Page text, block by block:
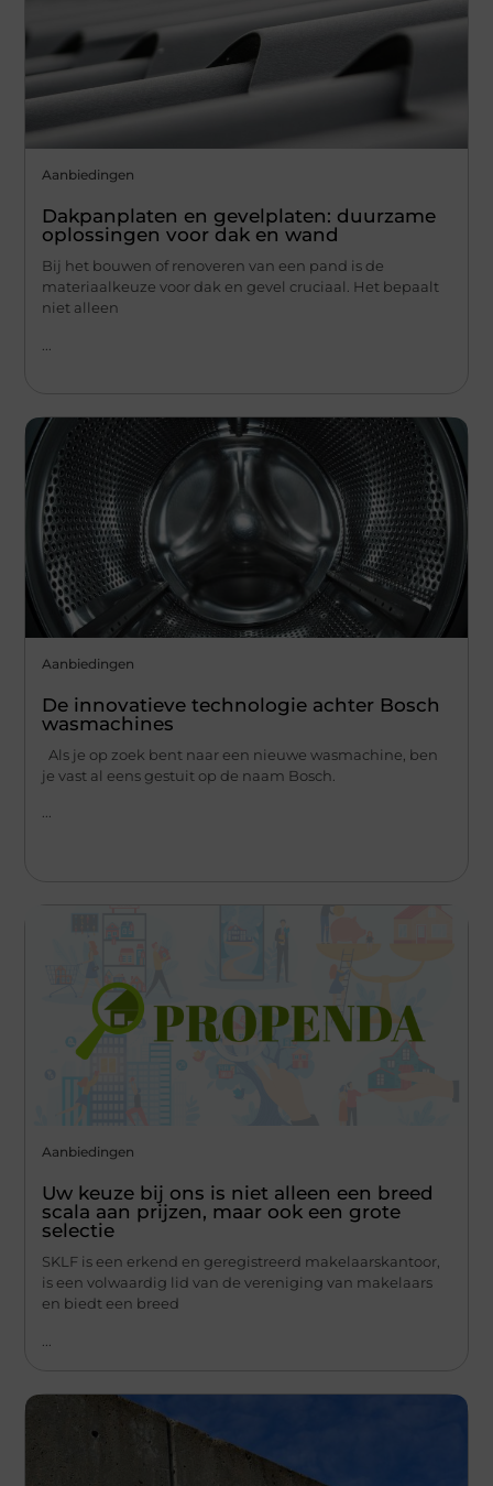
Aanbiedingen
Dakpanplaten en gevelplaten: duurzame
oplossingen voor dak en wand
Bij het bouwen of renoveren van een pand is de
materiaalkeuze voor dak en gevel cruciaal. Het bepaalt
niet alleen
Aanbiedingen
De innovatieve technologie achter Bosch
wasmachines
Als je op zoek bent naar een nieuwe wasmachine, ben
je vast al eens gestuit op de naam Bosch.
Aanbiedingen
Uw keuze bij ons is niet alleen een breed
scala aan prijzen, maar ook een grote
selectie
SKLF is een erkend en geregistreerd makelaarskantoor,
is een volwaardig lid van de vereniging van makelaars
en biedt een breed